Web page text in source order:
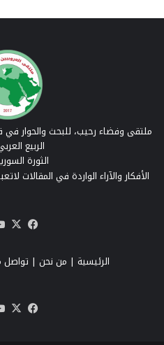
ملتقى وفضاء رحيب، للبحث والحوار في
الربيع
الثورة
الأفكار والآراء الواردة في المقالات
الرئيسية | من نحن | تواصل